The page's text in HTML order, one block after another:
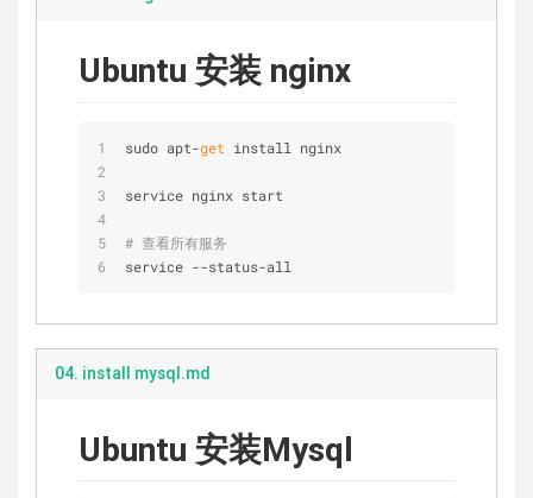
Ubuntu 安装 nginx
sudo apt-get install nginx
service nginx start
# 查看所有服务
service --status-all
04. install mysql.md
Ubuntu 安装Mysql